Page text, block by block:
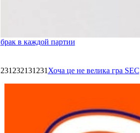
брак в каждой партии
231232131231 Хоча це не велика гра